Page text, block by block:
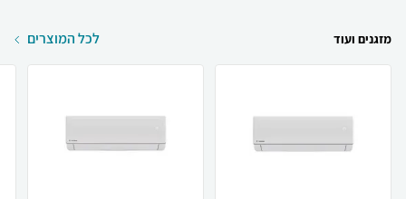
מזגנים ועוד לכל המוצרים